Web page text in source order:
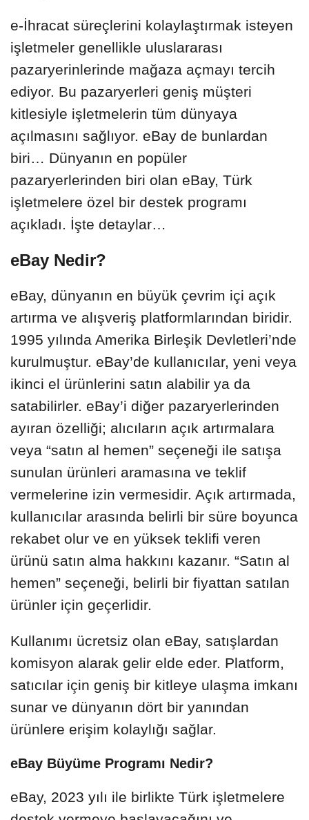
e-İhracat süreçlerini kolaylaştırmak isteyen
işletmeler genellikle uluslararası
pazaryerinlerinde mağaza açmayı tercih
ediyor. Bu pazaryerleri geniş müşteri
kitlesiyle işletmelerin tüm dünyaya
açılmasını sağlıyor. eBay de bunlardan
biri… Dünyanın en popüler
pazaryerlerinden biri olan eBay, Türk
işletmelere özel bir destek programı
açıkladı. İşte detaylar…
eBay Nedir?
eBay, dünyanın en büyük çevrim içi açık
artırma ve alışveriş platformlarından biridir.
1995 yılında Amerika Birleşik Devletleri’nde
kurulmuştur. eBay’de kullanıcılar, yeni veya
ikinci el ürünlerini satın alabilir ya da
satabilirler. eBay’i diğer pazaryerlerinden
ayıran özelliği; alıcıların açık artırmalara
veya “satın al hemen” seçeneği ile satışa
sunulan ürünleri aramasına ve teklif
vermelerine izin vermesidir. Açık artırmada,
kullanıcılar arasında belirli bir süre boyunca
rekabet olur ve en yüksek teklifi veren
ürünü satın alma hakkını kazanır. “Satın al
hemen” seçeneği, belirli bir fiyattan satılan
ürünler için geçerlidir.
Kullanımı ücretsiz olan eBay, satışlardan
komisyon alarak gelir elde eder. Platform,
satıcılar için geniş bir kitleye ulaşma imkanı
sunar ve dünyanın dört bir yanından
ürünlere erişim kolaylığı sağlar.
eBay Büyüme Programı Nedir?
eBay, 2023 yılı ile birlikte Türk işletmelere